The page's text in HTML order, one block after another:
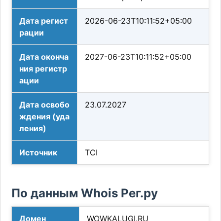
Дата регист
рации
2026-06-23T10:11:52+05:00
Дата оконча
ния регистр
ации
2027-06-23T10:11:52+05:00
Дата освобо
ждения (уда
ления)
23.07.2027
Источник TCI
По данным Whois Рег.ру
Домен WOWKALUGI.RU